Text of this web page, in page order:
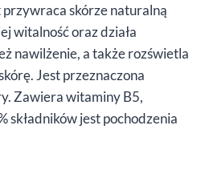
skórze naturalną
witalność oraz działa
nawilżenie, a także rozświetla
Jest przeznaczona
Zawiera witaminy B5,
składników jest pochodzenia